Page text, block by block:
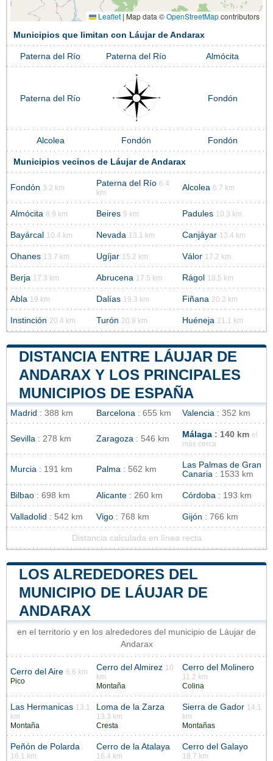
Leaflet | Map data ©OpenStreetMapcontributors
Municipios que limitan con Láujar de Andarax
Paterna del Río Paterna del Río Almócita
Paterna del Río Fondón
Alcolea Fondón Fondón
Municipios vecinos de Láujar de Andarax
Fondón 3.2 km Paterna del Río 6.4
km
Alcolea 6.7 km
Almócita 8.9 km Beires 9 km Padules 10.3 km
Bayárcal 10.4 km Nevada 13.1 km Canjáyar 13.4 km
Ohanes 13.7 km Ugíjar 15.2 km Válor 17.2 km
Berja 17.3 km Abrucena 17.5 km Rágol 18.5 km
Abla 19 km Dalías 19.3 km Fiñana 20.2 km
Instinción 20.4 km Turón 20.9 km Huéneja 21.1 km
DISTANCIA ENTRE LÁUJAR DE
ANDARAX Y LOS PRINCIPALES
MUNICIPIOS DE ESPAÑA
Madrid : 388 km Barcelona : 655 km Valencia : 352 km
Sevilla : 278 km Zaragoza : 546 km Málaga : 140 km el
más cerca
Murcia : 191 km Palma : 562 km
Las Palmas de Gran
Canaria : 1533 km
Bilbao : 698 km Alicante : 260 km Córdoba : 193 km
Valladolid : 542 km Vigo : 768 km Gijón : 766 km
Distancia calculada en línea recta
LOS ALREDEDORES DEL
MUNICIPIO DE LÁUJAR DE
ANDARAX
en el territorio y en los alrededores del municipio de Láujar de
Andarax
Cerro del Aire 6.6 km
Pico
Cerro del Almirez 10
km
Montaña
Cerro del Molinero
11.2 km
Colina
Las Hermanicas 13.1
km
Montaña
Loma de la Zarza
13.3 km
Cresta
Sierra de Gador 14.1
km
Montañas
Peñón de Polarda
16.1 km
Cerro de la Atalaya
16.4 km
Cerro del Galayo
18.7 km